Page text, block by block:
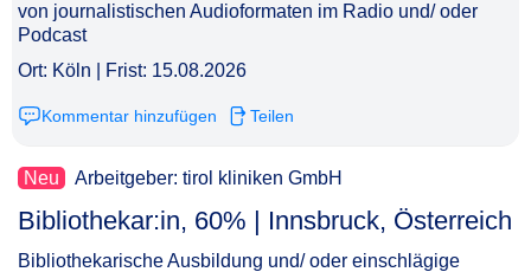
von journalistischen Audioformaten im Radio und/ oder
Podcast
Ort: Köln | Frist: 15.08.2026
Kommentar hinzufügen Teilen
Neu Arbeitgeber: tirol kliniken GmbH
Bibliothekar:in, 60% | Innsbruck, Österreich​‌‌‌‌​‌​‌‌‌​‌​‌‌​‌​
Bibliothekarische Ausbildung und/ oder einschlägige